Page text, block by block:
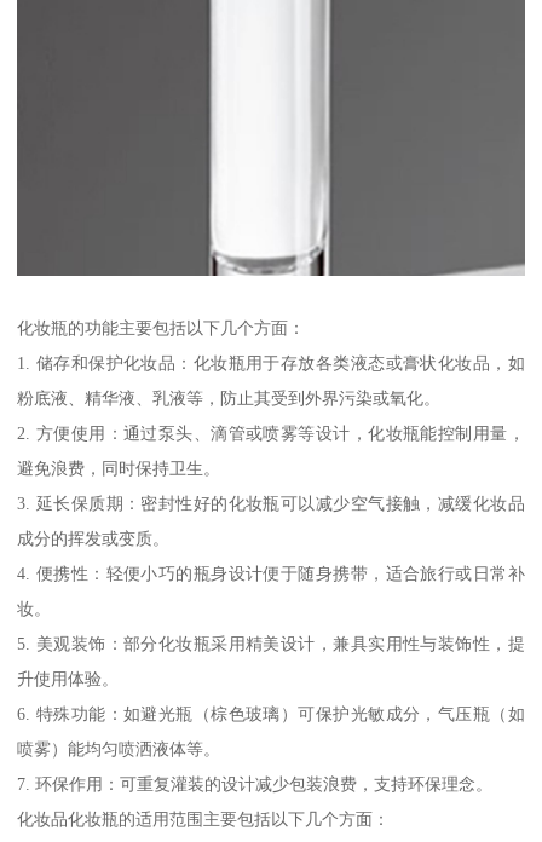
化妆瓶的功能主要包括以下几个方面：
1. 储存和保护化妆品：化妆瓶用于存放各类液态或膏状化妆品，如
粉底液、精华液、乳液等，防止其受到外界污染或氧化。
2. 方便使用：通过泵头、滴管或喷雾等设计，化妆瓶能控制用量，
避免浪费，同时保持卫生。
3. 延长保质期：密封性好的化妆瓶可以减少空气接触，减缓化妆品
成分的挥发或变质。
4. 便携性：轻便小巧的瓶身设计便于随身携带，适合旅行或日常补
妆。
5. 美观装饰：部分化妆瓶采用精美设计，兼具实用性与装饰性，提
升使用体验。
6. 特殊功能：如避光瓶（棕色玻璃）可保护光敏成分，气压瓶（如
喷雾）能均匀喷洒液体等。
7. 环保作用：可重复灌装的设计减少包装浪费，支持环保理念。
化妆品化妆瓶的适用范围主要包括以下几个方面：